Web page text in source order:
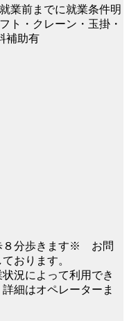
業前までに就業条件明
ト・クレーン・玉掛・
補助有
８分歩きます※ お問
おります。
況によって利用でき
細はオペレーターま